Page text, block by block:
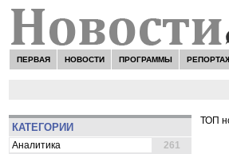
ПЕРВАЯ НОВОСТИ ПРОГРАММЫ
КАТЕГОРИИ
Аналитика
261
ТОП